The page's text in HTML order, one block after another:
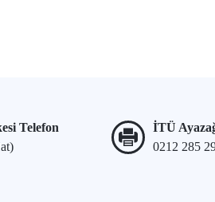
Telefon
İTÜ
0212 285